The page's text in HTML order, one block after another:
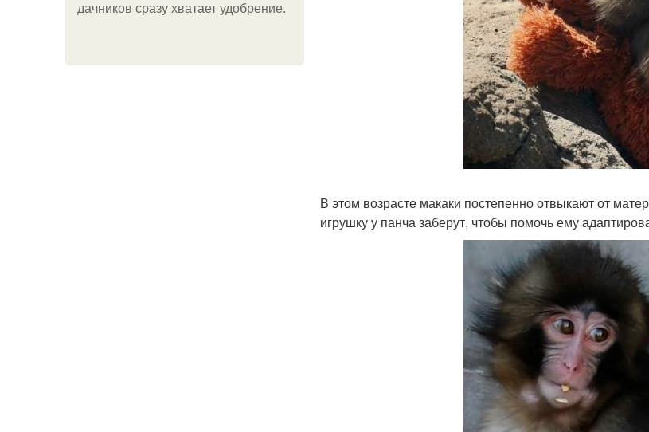
дачников сразу хватает удобрение.
В этом возрасте макаки постепенно отвыкают от
игрушку у панча заберут, чтобы помочь ему